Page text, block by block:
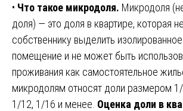
• Что такое микродоля. Микродоля
доля) — это доля в квартире, которая
собственнику выделить
помещение и не может быть
проживания как самостоятельное
микродолям относят доли размером
1/12, 1/16 и менее. Оценка доли в